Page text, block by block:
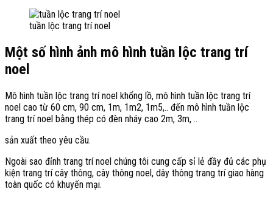
tuần lộc trang trí noel
Một số hình ảnh mô hình tuần lộc trang trí
noel
Mô hình tuần lộc trang trí noel khổng lồ, mô hình tuần lộc trang trí
noel cao từ 60 cm, 90 cm, 1m, 1m2, 1m5,.. đến mô hình tuần lộc
trang trí noel bằng thép có đèn nháy cao 2m, 3m, ..
sản xuất theo yêu cầu.
Ngoài sao đỉnh trang trí noel chúng tôi cung cấp sỉ lẻ đầy đủ các phụ
kiện trang trí cây thông, cây thông noel, dây thông trang trí giao hàng
toàn quốc có khuyến mại.